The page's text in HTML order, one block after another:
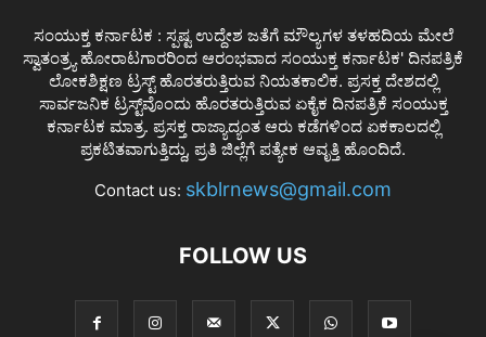
ಸಂಯುಕ್ತ ಕರ್ನಾಟಕ : ಸ್ಪಷ್ಟ ಉದ್ದೇಶ ಜತೆಗೆ ಮೌಲ್ಯಗಳ ತಳಹದಿಯ ಮೇಲೆ
ಸ್ವಾತಂತ್ರ್ಯ ಹೋರಾಟಗಾರರಿಂದ ಆರಂಭವಾದ ಸಂಯುಕ್ತ ಕರ್ನಾಟಕ' ದಿನಪತ್ರಿಕೆ
ಲೋಕಶಿಕ್ಷಣ ಟ್ರಸ್ಟ್ ಹೊರತರುತ್ತಿರುವ ನಿಯತಕಾಲಿಕ. ಪ್ರಸಕ್ತ ದೇಶದಲ್ಲಿ
ಸಾರ್ವಜನಿಕ ಟ್ರಸ್ಟ್‌ವೊಂದು ಹೊರತರುತ್ತಿರುವ ಏಕೈಕ ದಿನಪತ್ರಿಕೆ ಸಂಯುಕ್ತ
ಕರ್ನಾಟಕ ಮಾತ್ರ. ಪ್ರಸಕ್ತ ರಾಜ್ಯಾದ್ಯಂತ ಆರು ಕಡೆಗಳಿಂದ ಏಕಕಾಲದಲ್ಲಿ
ಪ್ರಕಟಿತವಾಗುತ್ತಿದ್ದು, ಪ್ರತಿ ಜಿಲ್ಲೆಗೆ ಪತ್ಯೇಕ ಆವೃತ್ತಿ ಹೊಂದಿದೆ.
Contact us: skblrnews@gmail.com
FOLLOW US